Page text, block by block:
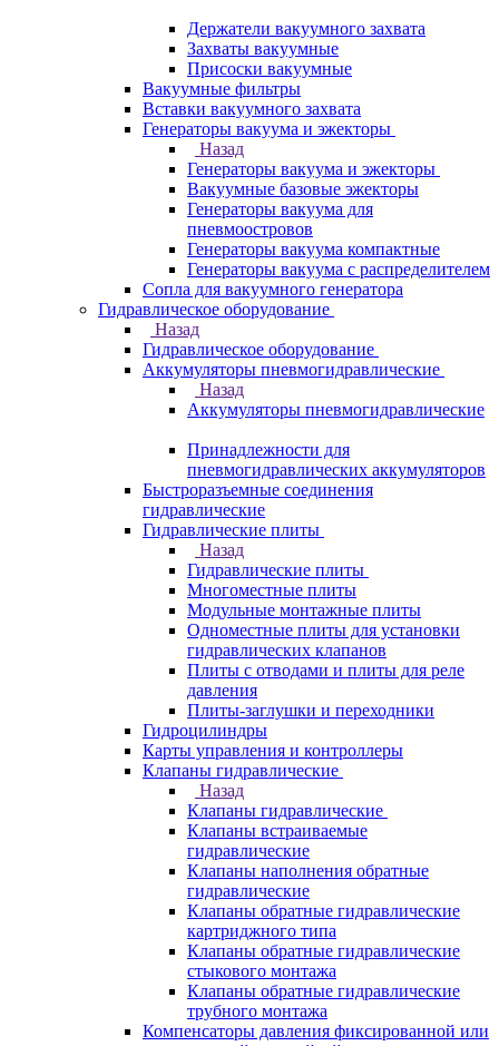
Держатели вакуумного захвата
Захваты вакуумные
Присоски вакуумные
Вакуумные фильтры
Вставки вакуумного захвата
Генераторы вакуума и эжекторы
Назад
Генераторы вакуума и эжекторы
Вакуумные базовые эжекторы
Генераторы вакуума для
пневмоостровов
Генераторы вакуума компактные
Генераторы вакуума с распределителем
Сопла для вакуумного генератора
Гидравлическое оборудование
Назад
Гидравлическое оборудование
Аккумуляторы пневмогидравлические
Назад
Аккумуляторы пневмогидравлические
Принадлежности для
пневмогидравлических аккумуляторов
Быстроразъемные соединения
гидравлические
Гидравлические плиты
Назад
Гидравлические плиты
Многоместные плиты
Модульные монтажные плиты
Одноместные плиты для установки
гидравлических клапанов
Плиты с отводами и плиты для реле
давления
Плиты-заглушки и переходники
Гидроцилиндры
Карты управления и контроллеры
Клапаны гидравлические
Назад
Клапаны гидравлические
Клапаны встраиваемые
гидравлические
Клапаны наполнения обратные
гидравлические
Клапаны обратные гидравлические
картриджного типа
Клапаны обратные гидравлические
стыкового монтажа
Клапаны обратные гидравлические
трубного монтажа
Компенсаторы давления фиксированной или